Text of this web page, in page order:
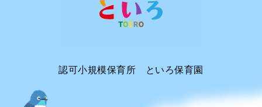
認可小規模保育所 といろ保育園